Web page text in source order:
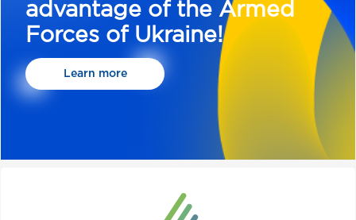
advantage of the Armed
Forces of Ukraine!
Learn more